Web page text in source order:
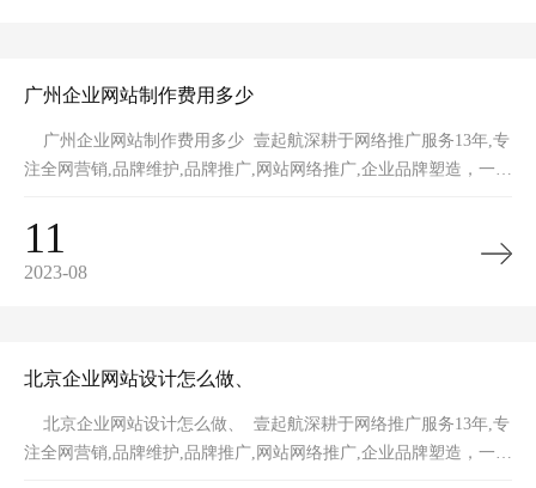
广州企业网站制作费用多少
广州企业网站制作费用多少 壹起航深耕于网络推广服务13年,专
注全网营销,品牌维护,品牌推广,网站网络推广,企业品牌塑造，一手
11
2023-08
北京企业网站设计怎么做、
北京企业网站设计怎么做、 壹起航深耕于网络推广服务13年,专
注全网营销,品牌维护,品牌推广,网站网络推广,企业品牌塑造，一手